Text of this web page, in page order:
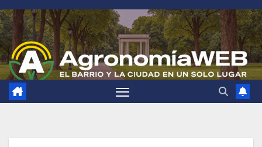
Saltar
al
contenido